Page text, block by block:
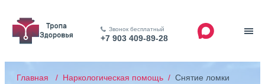
Звонок бесплатный
+7 903 409-89-28
Главная / Наркологическая помощь / Снятие ломки